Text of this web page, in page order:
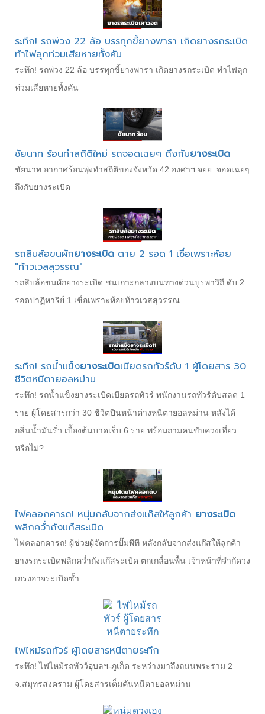
ระทึก! รถพ่วง 22 ล้อ บรรทุกขี้ยางพารา เกิดยางรถระเบิด
ทำไฟลุกท่วมเสียหายทั้งคัน
ระทึก! รถพ่วง 22 ล้อ บรรทุกขี้ยางพารา เกิดยางรถระเบิด ทำไฟลุก
ท่วมเสียหายทั้งคัน
ชัยนาท ร้อนทำสถิติใหม่ รถจอดเฉยๆ ถึงกับยางระเบิด
ชัยนาท อากาศร้อนพุ่งทำสถิติของจังหวัด 42 องศาฯ จยย. จอดเฉยๆ
ถึงกับยางระเบิด
รถสิบล้อขนผักยางระเบิด ตาย 2 รอด 1 เชื่อเพราะห้อย
"ท้าวเวสสุวรรณ"
รถสิบล้อขนผักยางระเบิด ชนเกาะกลางบนทางด่วนบูรพาวิถี ดับ 2
รอดปาฏิหาริย์ 1 เชื่อเพราะห้อยท้าวเวสสุวรรณ
ระทึก! รถน้ำแข็งยางระเบิดเบียดรถทัวร์ดับ 1 ผู้โดยสาร 30
ชีวิตหนีตายอลหม่าน
ระทึก! รถน้ำแข็งยางระเบิดเบียดรถทัวร์ พนักงานรถทัวร์ดับสลด 1
ราย ผู้โดยสารกว่า 30 ชีวิตปีนหน้าต่างหนีตายอลหม่าน หลังได้
กลิ่นน้ำมันรั่ว เบื้องต้นบาดเจ็บ 6 ราย พร้อมถามคนขับควงเที่ยว
หรือไม่?
ไฟคลอกคารถ! หนุ่มกลับจากส่งแก๊สให้ลูกค้า ยางระเบิด
พลิกคว่ำถังแก๊สระเบิด
ไฟคลอกคารถ! ผู้ช่วยผู้จัดการปั๊มพีที หลังกลับจากส่งแก๊สให้ลูกค้า
ยางรถระเบิดพลิกคว่ำถังแก๊สระเบิด ตกเกลื่อนพื้น เจ้าหน้าที่จำกัดวง
เกรงอาจระเบิดซ้ำ
ไฟไหม้รถทัวร์ ผู้โดยสารหนีตายระทึก
ระทึก! ไฟไหม้รถทัวว์อุบลฯ-ภูเก็ต ระหว่างมาถึงถนนพระราม 2
จ.สมุทรสงคราม ผู้โดยสารเต็มคันหนีตายอลหม่าน